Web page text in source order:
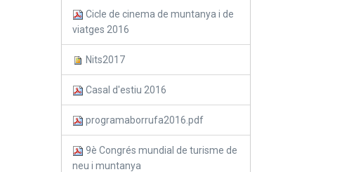
Cicle de cinema de muntanya i de
viatges 2016
Nits2017
Casal d'estiu 2016
programaborrufa2016.pdf
9è Congrés mundial de turisme de
neu i muntanya